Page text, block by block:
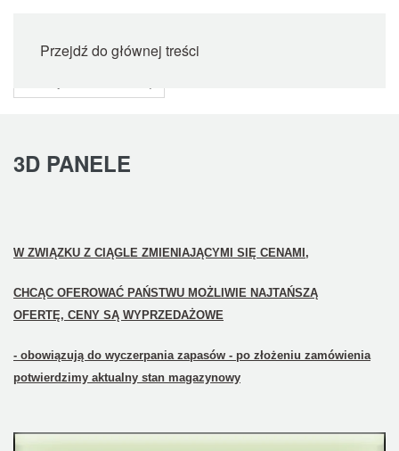
Przejdź do głównej treści
3D PANELE
W ZWIĄZKU Z CIĄGLE ZMIENIAJĄCYMI SIĘ CENAMI,
CHCĄC OFEROWAĆ PAŃSTWU MOŻLIWIE NAJTAŃSZĄ
OFERTĘ, CENY SĄ WYPRZEDAŻOWE
- obowiązują do wyczerpania zapasów - po złożeniu zamówienia
potwierdzimy aktualny stan magazynowy